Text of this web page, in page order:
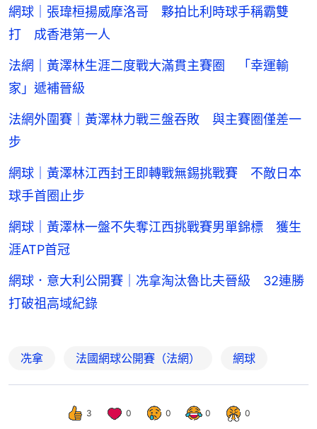
網球｜張瑋桓揚威摩洛哥 夥拍比利時球手稱霸雙
打 成香港第一人
法網｜黃澤林生涯二度戰大滿貫主賽圈 「幸運輸
家」遞補晉級
法網外圍賽｜黃澤林力戰三盤吞敗 與主賽圈僅差一
步
網球｜黃澤林江西封王即轉戰無錫挑戰賽 不敵日本
球手首圈止步
網球｜黃澤林一盤不失奪江西挑戰賽男單錦標 獲生
涯ATP首冠
網球．意大利公開賽｜冼拿淘汰魯比夫晉級 32連勝
打破祖高域紀錄
冼拿 法國網球公開賽（法網） 網球
3 0 0 0 0